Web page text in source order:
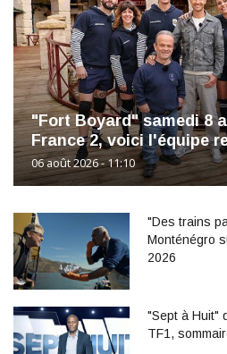
"Fort Boyard" samedi 8
France 2, voici l'équipe
06 août 2026 - 11:10
"Des trains
Monténégro
2026
"Sept à Huit"
TF1,